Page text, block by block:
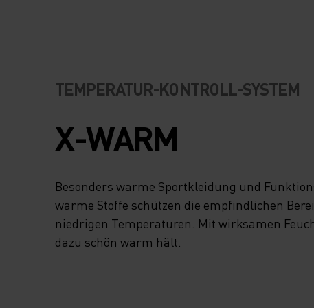
NTSTEHUNG VON G
EICHE P
IEGT ANGENEHM
ER HAUT, AUCH
TEMPERATUR-KONTROLL-SYSTEM
X-WARM
Besonders warme Sportkleidung und
warme Stoffe schützen die empfindlichen
niedrigen Temperaturen. Mit wirksamen
dazu schön warm hält.